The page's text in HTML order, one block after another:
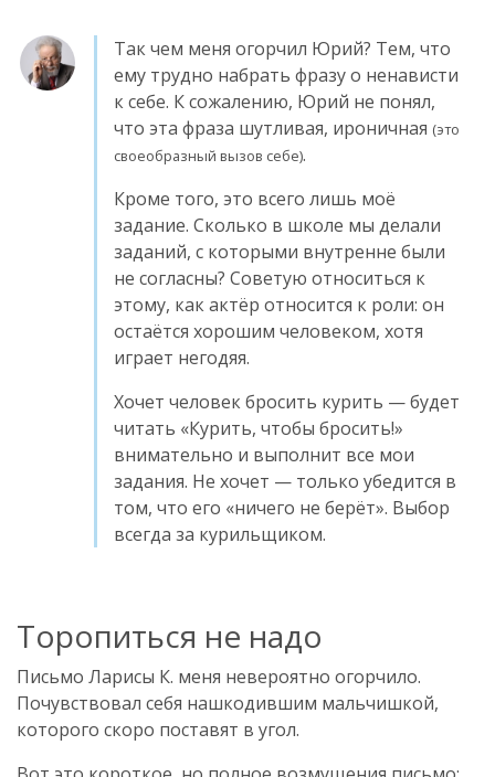
Так чем меня огорчил Юрий? Тем, что
ему трудно набрать фразу о ненависти
к себе. К сожалению, Юрий не понял,
что эта фраза шутливая, ироничная (это
своеобразный вызов себе).
Кроме того, это всего лишь моё
задание. Сколько в школе мы делали
заданий, с которыми внутренне были
не согласны? Советую относиться к
этому, как актёр относится к роли: он
остаётся хорошим человеком, хотя
играет негодяя.
Хочет человек бросить курить — будет
читать «Курить, чтобы бросить!»
внимательно и выполнит все мои
задания. Не хочет — только убедится в
том, что его «ничего не берёт». Выбор
всегда за курильщиком.
Торопиться не надо
Письмо Ларисы К. меня невероятно огорчило.
Почувствовал себя нашкодившим мальчишкой,
которого скоро поставят в угол.